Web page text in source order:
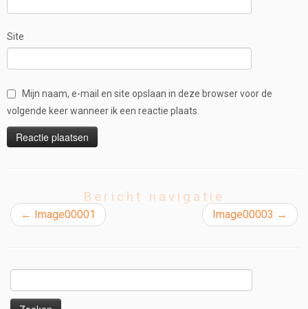
Site
Mijn naam, e-mail en site opslaan in deze browser voor de
volgende keer wanneer ik een reactie plaats.
Bericht navigatie
← Image00001 Image00003 →
naar: